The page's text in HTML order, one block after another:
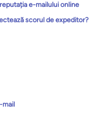
e-mailului online
scorul de expeditor?
mail